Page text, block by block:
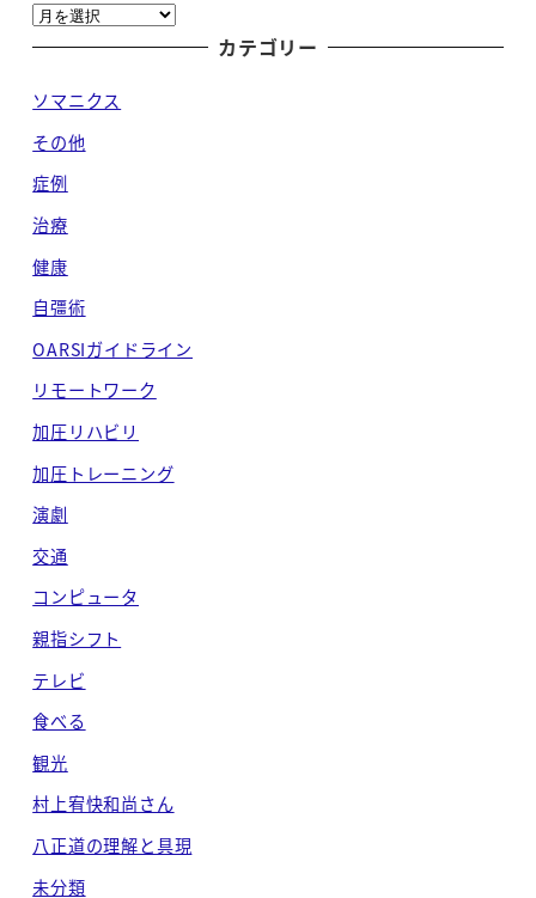
ア
ー
イ
ブ
カテゴリー
ソマニクス
その他
症例
治療
健康
自彊術
OARSIガイドライン
リモートワーク
加圧リハビリ
加圧トレーニング
演劇
交通
コンピュータ
親指シフト
テレビ
食べる
観光
村上宥快和尚さん
八正道の理解と具現
未分類